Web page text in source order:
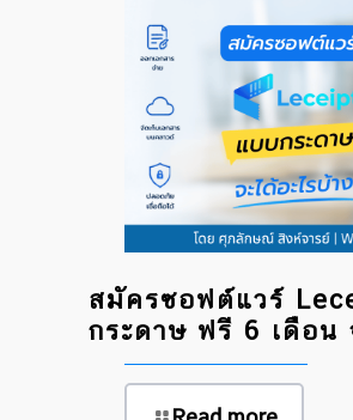
สมัครซอฟต์แวร์
กระดาษ ฟรี 6 เดือน